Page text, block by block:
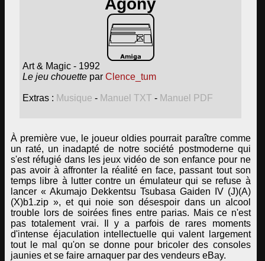
Agony
Art & Magic - 1992
Le jeu chouette parClence_tum
Extras : Musique - Manuel TXT - Manuel PDF
À première vue, le joueur oldies pourrait paraître comme
un raté, un inadapté de notre société postmoderne qui
s'est réfugié dans les jeux vidéo de son enfance pour ne
pas avoir à affronter la réalité en face, passant tout son
temps libre à lutter contre un émulateur qui se refuse à
lancer « Akumajo Dekkentsu Tsubasa Gaiden IV (J)(A)
(X)b1.zip », et qui noie son désespoir dans un alcool
trouble lors de soirées fines entre parias. Mais ce n'est
pas totalement vrai. Il y a parfois de rares moments
d'intense éjaculation intellectuelle qui valent largement
tout le mal qu'on se donne pour bricoler des consoles
jaunies et se faire arnaquer par des vendeurs eBay.